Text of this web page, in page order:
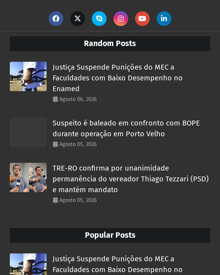
Random Posts
Justiça Suspende Punições do MEC a
Faculdades com Baixo Desempenho no
Enamed
Agosto 06, 2026
Suspeito é baleado em confronto com BOPE
durante operação em Porto Velho
Agosto 05, 2026
TRE-RO confirma por unanimidade
permanência do vereador Thiago Tezzari (PSD)
e mantém mandato
Agosto 05, 2026
Popular Posts
Justiça Suspende Punições do MEC a
Faculdades com Baixo Desempenho no